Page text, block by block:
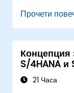
проектират и
готови за
Прочети
Концепция
S/4HANA и
21 Часа